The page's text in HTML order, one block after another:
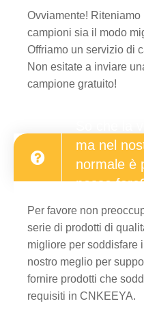
Ovviamente!
campioni sia il modo
Offriamo un servizio di
Non esitate a inviare
campione gratuito!
ma nel
normale è
posso
Per favore non
serie di prodotti di
migliore per soddisfare
nostro meglio per
fornire prodotti che
requisiti in CNKEEYA.